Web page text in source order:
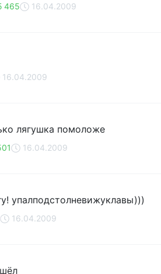
465 16.04.2009
16.04.2009
лягушка помоложе
16.04.2009
упалподстолневижуклавы)))
16.04.2009